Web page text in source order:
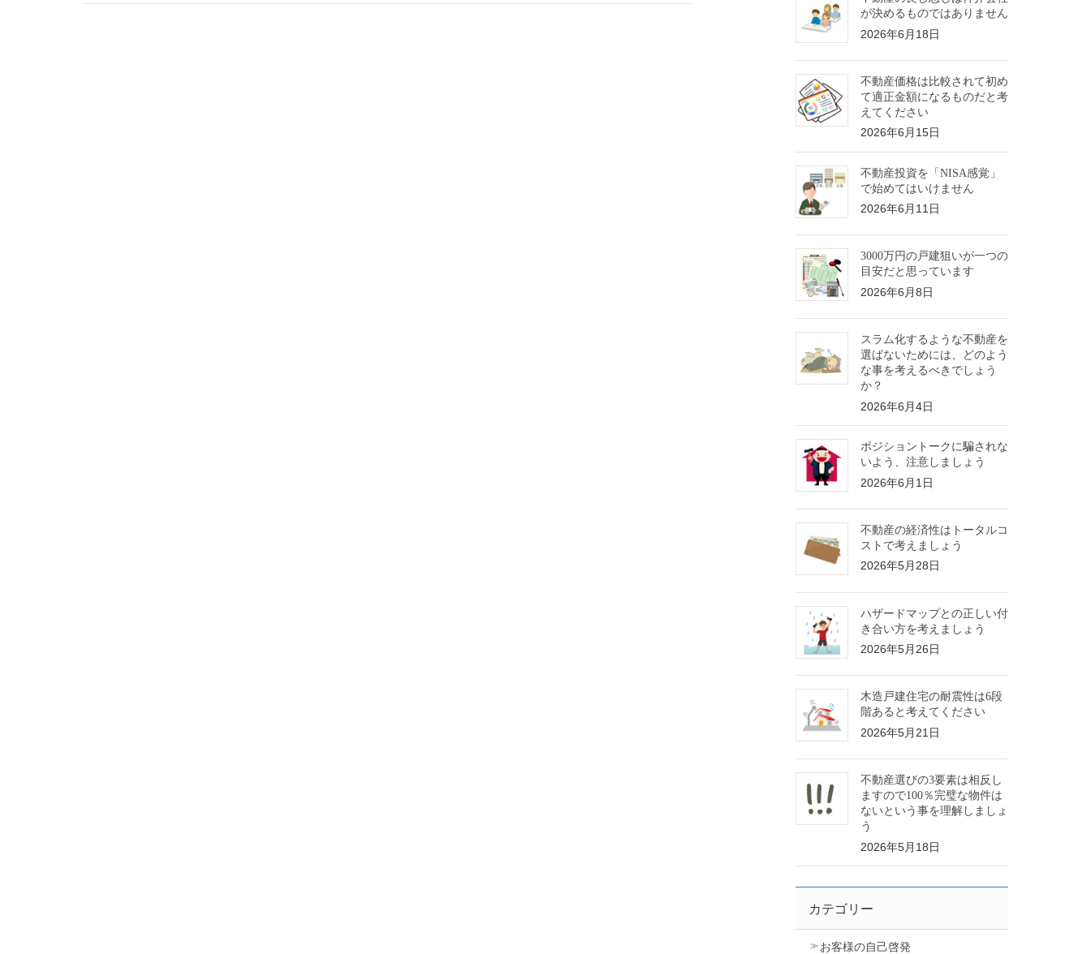
が決めるものではありません
2026年6月18日
不動産価格は比較されて初め
て適正金額になるものだと考
えてください
2026年6月15日
不動産投資を「NISA感覚」
で始めてはいけません
2026年6月11日
3000万円の戸建狙いが一つの
目安だと思っています
2026年6月8日
スラム化するような不動産を
選ばないためには、どのよう
な事を考えるべきでしょう
か？
2026年6月4日
ポジショントークに騙されな
いよう、注意しましょう
2026年6月1日
不動産の経済性はトータルコ
ストで考えましょう
2026年5月28日
ハザードマップとの正しい付
き合い方を考えましょう
2026年5月26日
木造戸建住宅の耐震性は6段
階あると考えてください
2026年5月21日
不動産選びの3要素は相反し
ますので100％完璧な物件は
ないという事を理解しましょ
う
2026年5月18日
カテゴリー
お客様の自己啓発